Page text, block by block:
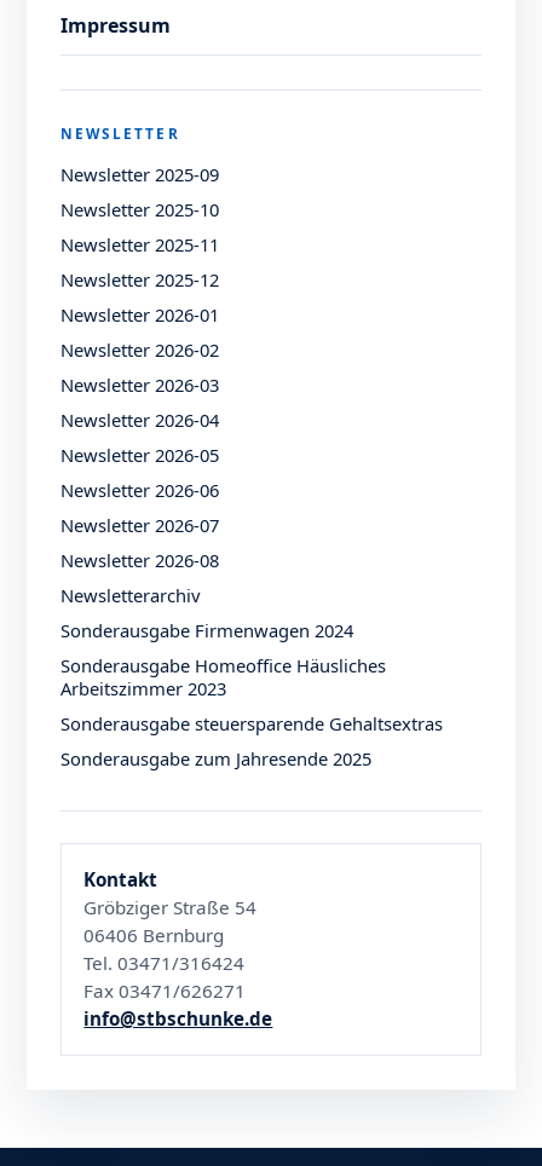
Impressum
NEWSLETTER
Newsletter 2025-09
Newsletter 2025-10
Newsletter 2025-11
Newsletter 2025-12
Newsletter 2026-01
Newsletter 2026-02
Newsletter 2026-03
Newsletter 2026-04
Newsletter 2026-05
Newsletter 2026-06
Newsletter 2026-07
Newsletter 2026-08
Newsletterarchiv
Sonderausgabe Firmenwagen 2024
Sonderausgabe Homeoffice Häusliches
Arbeitszimmer 2023
Sonderausgabe steuersparende Gehaltsextras
Sonderausgabe zum Jahresende 2025
Kontakt
Gröbziger Straße 54
06406 Bernburg
Tel. 03471/316424
Fax 03471/626271
info@stbschunke.de